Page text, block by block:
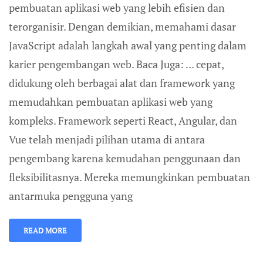
pembuatan aplikasi web yang lebih efisien dan
terorganisir. Dengan demikian, memahami dasar
JavaScript adalah langkah awal yang penting dalam
karier pengembangan web. Baca Juga: ... cepat,
didukung oleh berbagai alat dan framework yang
memudahkan pembuatan aplikasi web yang
kompleks. Framework seperti React, Angular, dan
Vue telah menjadi pilihan utama di antara
pengembang karena kemudahan penggunaan dan
fleksibilitasnya. Mereka memungkinkan pembuatan
antarmuka pengguna yang
READ MORE